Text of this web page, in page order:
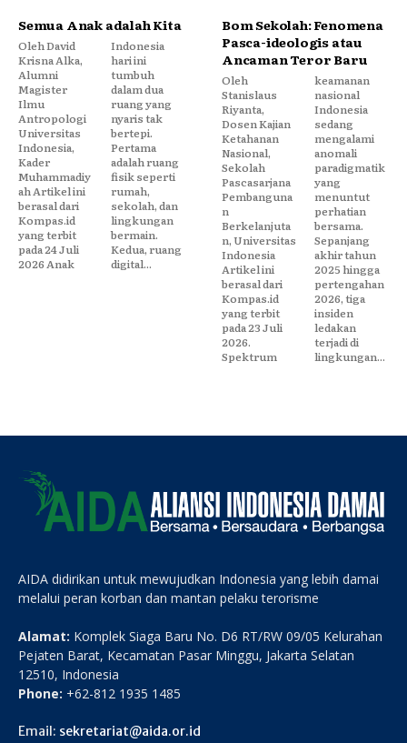
Semua Anak adalah Kita
Oleh David
Krisna Alka,
Alumni
Magister
Ilmu
Antropologi
Universitas
Indonesia,
Kader
Muhammadiy
ah Artikel ini
berasal dari
Kompas.id
yang terbit
pada 24 Juli
2026 Anak
Indonesia
hari ini
tumbuh
dalam dua
ruang yang
nyaris tak
bertepi.
Pertama
adalah ruang
fisik seperti
rumah,
sekolah, dan
lingkungan
bermain.
Kedua, ruang
digital...
Bom Sekolah: Fenomena
Pasca-ideologis atau
Ancaman Teror Baru
Oleh
Stanislaus
Riyanta,
Dosen Kajian
Ketahanan
Nasional,
Sekolah
Pascasarjana
Pembanguna
n
Berkelanjuta
n, Universitas
Indonesia
Artikel ini
berasal dari
Kompas.id
yang terbit
pada 23 Juli
2026.
Spektrum
keamanan
nasional
Indonesia
sedang
mengalami
anomali
paradigmatik
yang
menuntut
perhatian
bersama.
Sepanjang
akhir tahun
2025 hingga
pertengahan
2026, tiga
insiden
ledakan
terjadi di
lingkungan...
AIDA didirikan untuk mewujudkan Indonesia yang lebih damai
melalui peran korban dan mantan pelaku terorisme
Alamat: Komplek Siaga Baru No. D6 RT/RW 09/05 Kelurahan
Pejaten Barat, Kecamatan Pasar Minggu, Jakarta Selatan
12510, Indonesia
Phone: +62-812 1935 1485
Email: sekretariat@aida.or.id